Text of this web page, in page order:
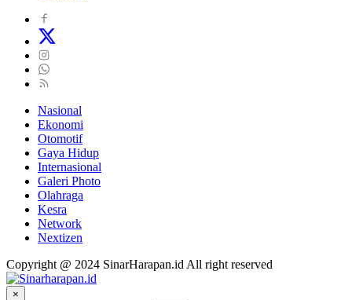
Nasional
Ekonomi
Otomotif
Gaya Hidup
Internasional
Galeri Photo
Olahraga
Kesra
Network
Nextizen
Copyright @ 2024 SinarHarapan.id All right reserved
×